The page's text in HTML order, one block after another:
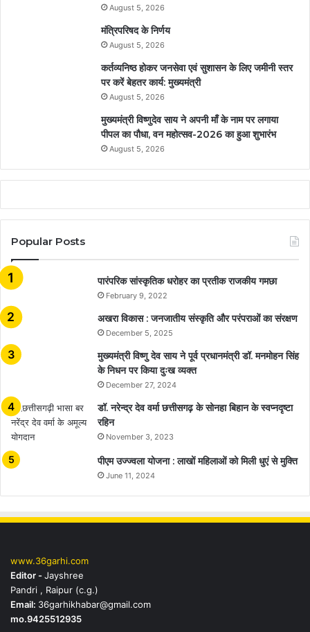
August 5, 2026
मंत्रिपरिषद के निर्णय
August 5, 2026
कर्तव्यनिष्ठ होकर जनसेवा एवं सुशासन के लिए जमीनी स्तर
पर करें बेहतर कार्य: मुख्यमंत्री
August 5, 2026
मुख्यमंत्री विष्णुदेव साय ने अपनी माँ के नाम पर लगाया
पीपल का पौधा, वन महोत्सव-2026 का हुआ शुभारंभ
August 5, 2026
Popular Posts
​​​​​​​पारंपरिक सांस्कृतिक धरोहर का प्रतीक राजकीय गमछा
February 9, 2022
अखरा विकास : जनजातीय संस्कृति और परंपराओं का संरक्षण
December 5, 2025
मुख्यमंत्री विष्णु देव साय ने पूर्व प्रधानमंत्री डॉ. मनमोहन सिंह
के निधन पर किया दुःख व्यक्त
December 27, 2024
डॉ. नरेन्द्र देव वर्मा छत्तीसगढ़ के सोनहा बिहान के स्वप्नदृष्टा
रहिन
November 3, 2023
पीएम उज्ज्वला योजना : लाखों महिलाओं को मिली धुएं से मुक्ति
June 11, 2024
www.36garhi.com
Editor -Jayshree
Pandri , Raipur (c.g.)
Email: 36garhikhabar@gmail.com
mo.9425512935